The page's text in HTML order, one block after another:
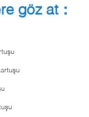
göz at：